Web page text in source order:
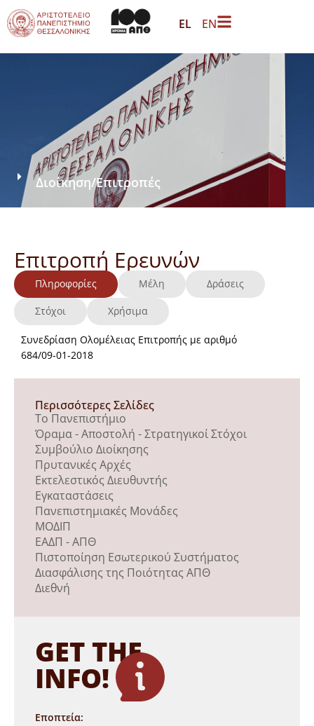
EL EN
Διοίκηση/Επιτροπές
Επιτροπή Ερευνών
Πληροφορίες Μέλη Δράσεις
Στόχοι Χρήσιμα
Συνεδρίαση Ολομέλειας Επιτροπής με αριθμό
684/09-01-2018
Περισσότερες Σελίδες
Το Πανεπιστήμιο
Όραμα - Αποστολή - Στρατηγικοί Στόχοι
Συμβούλιο Διοίκησης
Πρυτανικές Αρχές
Εκτελεστικός Διευθυντής
Εγκαταστάσεις
Πανεπιστημιακές Μονάδες
ΜΟΔΙΠ
ΕΑΔΠ - ΑΠΘ
Πιστοποίηση Εσωτερικού Συστήματος
Διασφάλισης της Ποιότητας ΑΠΘ
Διεθνή
GET THE
INFO!
Εποπτεία: